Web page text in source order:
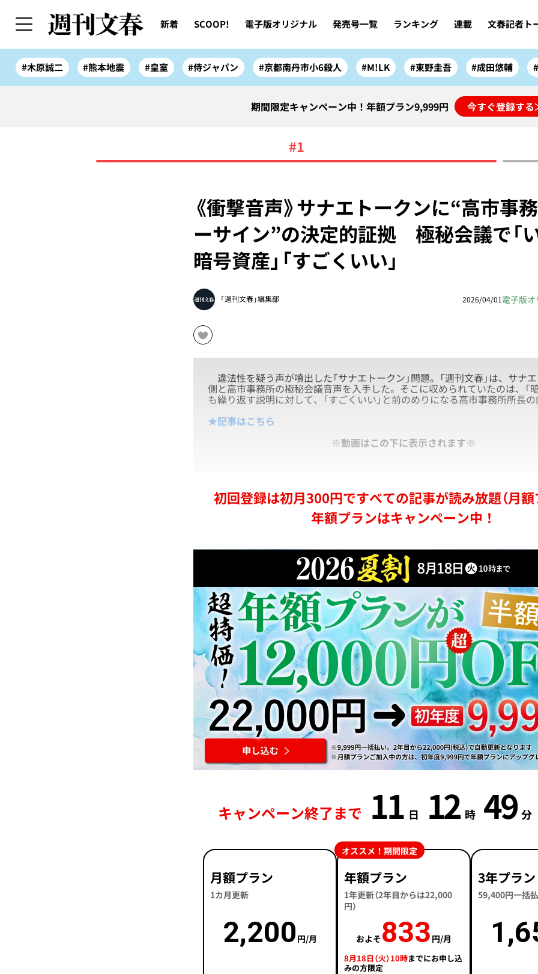
新着 SCOOP! 電子版オリジナル 発売号一覧 ランキング 連載 文春記者ト
#木原誠二 #熊本地震 #皇室 #侍ジャパン #京都南丹市小6殺人 #M!LK #東野圭吾 #成田悠輔
期間限定キャンペーン中！年額プラン9,999円 今すぐ登録す
#1
《衝撃音声》サナエトークンに“高市事
ーサイン”の決定的証拠 極秘会議で「
暗号資産」「すごくいい」
「週刊文春」編集部 2026/04/01電子版
違法性を疑う声が噴出した「サナエトークン」問題。「週刊文春」は、サナ
側と高市事務所の極秘会議音声を入手した。そこに収められていたのは、「
も繰り返す説明に対して、「すごくいい」と前のめりになる高市事務所所
★記事はこちら
※動画はこの下に表示されます※
初回登録は初月300円ですべての記事が読み放題（月額
年額プランはキャンペーン中！
キャンペーン終了まで 11 日 12 時 49 分
月額プラン
1カ月更新
2,200 円/月
年額プラン
1年更新（2年目からは22,000
円）
およそ833 円/月
8月18日（火）10時までにお申し込
みの方限定
オススメ！期間限定
3年プラン
59,400円一括